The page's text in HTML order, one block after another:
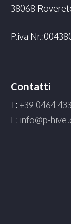
38068
P.iva
Contatti
T: +39 0464
E: info@p-